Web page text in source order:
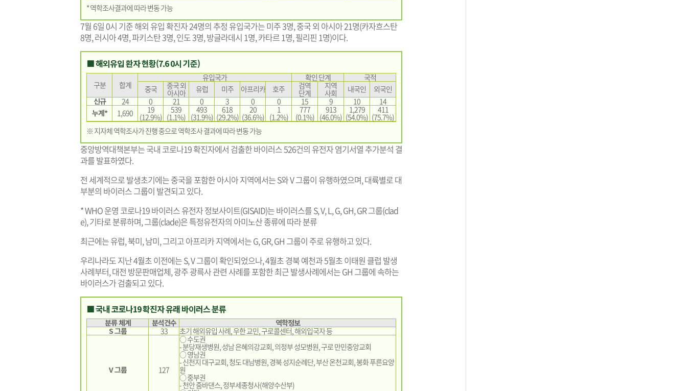
* 역학조사결과에 따라 변동 가능
7월 6일 0시 기준 해외 유입 확진자 24명의 추정 유입국가는 미주 3명, 중국 외 아시아 21명(카자흐스탄
8명, 러시아 4명, 파키스탄 3명, 인도 3명, 방글라데시 1명, 카타르 1명, 필리핀 1명)이다.
■ 해외유입 환자 현황(7.6 0시 기준)
구분 합계
유입국가 확인 단계
국적
중국
중국 외
아시아 유럽 미주 아프리카 호주 검역
단계
지역
사회 내국인
외국인
신규
24 0 21 0 3 0 0 15 9 10
14
누계*
1,690 19
(12.9%)
539
(1.1%)
493
(31.9%)
618
(29.2%)
20
(36.6%)
1
(1.2%)
777
(0.1%)
913
(46.0%)
1,279
(54.0%)
411
(75.7%)
※ 지자체 역학조사가 진행 중으로 역학조사 결과에 따라 변동 가능
중앙방역대책본부는 국내 코로나19 확진자에서 검출한 바이러스 526건의 유전자 염기서열 추가분석 결
과를 발표하였다.
전 세계적으로 발생초기에는 중국을 포함한 아시아 지역에서는 S와 V 그룹이 유행하였으며, 대륙별로 대
부분의 바이러스 그룹이 발견되고 있다.
* WHO 운영 코로나19 바이러스 유전자 정보사이트(GISAID)는 바이러스를 S, V, L, G, GH, GR 그룹(clad
e), 기타로 분류하며, 그룹(clade)은 특정유전자의 아미노산 종류에 따라 분류
최근에는 유럽, 북미, 남미, 그리고 아프리카 지역에서는 G, GR, GH 그룹이 주로 유행하고 있다.
우리나라도 지난 4월초 이전에는 S, V 그룹이 확인되었으나, 4월초 경북 예천과 5월초 이태원 클럽 발생
사례부터, 대전 방문판매업체, 광주 광륵사 관련 사례를 포함한 최근 발생사례에서는 GH 그룹에 속하는
바이러스가 검출되고 있다.
■ 국내 코로나19 확진자 유래 바이러스 분류
분류 체계 분석건수
역학정보
S 그룹
33 초기 해외유입 사례, 우한 교민, 구로콜센터, 해외입국자 등
V 그룹 127
○ 수도권
- 분당재생병원, 성남 은혜의강교회, 의정부 성모병원, 구로 만민중앙교회
○ 영남권
- 신천지 대구교회, 청도 대남병원, 경북 성지순례단, 부산 온천교회, 봉화 푸른요양
원
○ 중부권
- 천안 줌바댄스, 정부세종청사(해양수산부)